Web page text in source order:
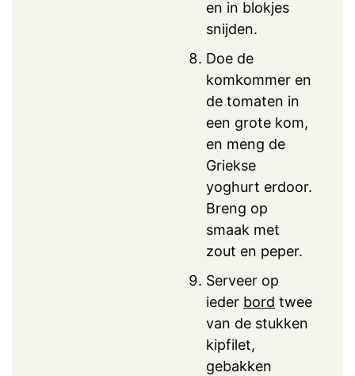
en in blokjes
snijden.
Doe de
komkommer en
de tomaten in
een grote kom,
en meng de
Griekse
yoghurt erdoor.
Breng op
smaak met
zout en peper.
Serveer op
ieder bord twee
van de stukken
kipfilet,
gebakken